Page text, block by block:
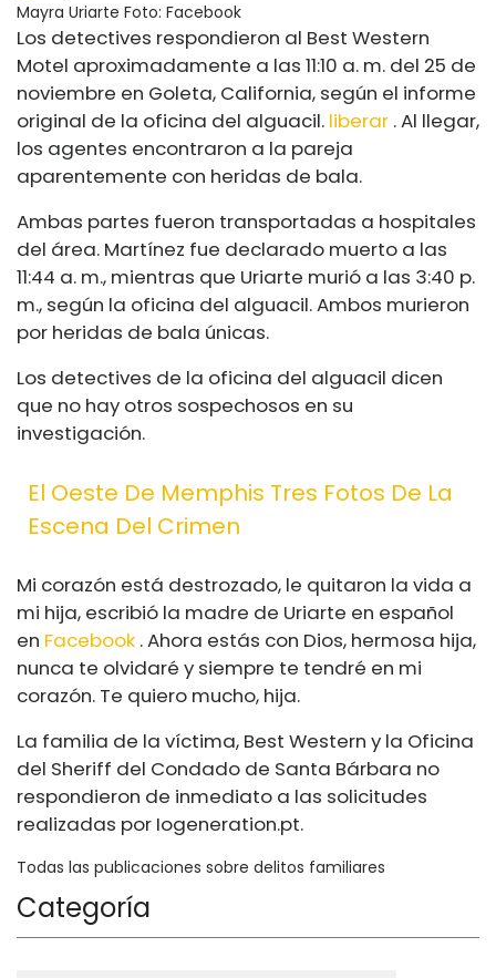
Mayra Uriarte Foto: Facebook
Los detectives respondieron al Best Western
Motel aproximadamente a las 11:10 a. m. del 25 de
noviembre en Goleta, California, según el informe
original de la oficina del alguacil. liberar . Al llegar,
los agentes encontraron a la pareja
aparentemente con heridas de bala.
Ambas partes fueron transportadas a hospitales
del área. Martínez fue declarado muerto a las
11:44 a. m., mientras que Uriarte murió a las 3:40 p.
m., según la oficina del alguacil. Ambos murieron
por heridas de bala únicas.
Los detectives de la oficina del alguacil dicen
que no hay otros sospechosos en su
investigación.
El Oeste De Memphis Tres Fotos De La
Escena Del Crimen
Mi corazón está destrozado, le quitaron la vida a
mi hija, escribió la madre de Uriarte en español
en Facebook . Ahora estás con Dios, hermosa hija,
nunca te olvidaré y siempre te tendré en mi
corazón. Te quiero mucho, hija.
La familia de la víctima, Best Western y la Oficina
del Sheriff del Condado de Santa Bárbara no
respondieron de inmediato a las solicitudes
realizadas por Iogeneration.pt.
Todas las publicaciones sobre delitos familiares
Categoría